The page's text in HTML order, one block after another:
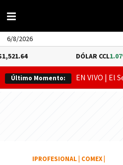
6/8/2026
1.07%$1,576.34
Último Momento: EN VIVO | El
IPROFESIONAL COMEX